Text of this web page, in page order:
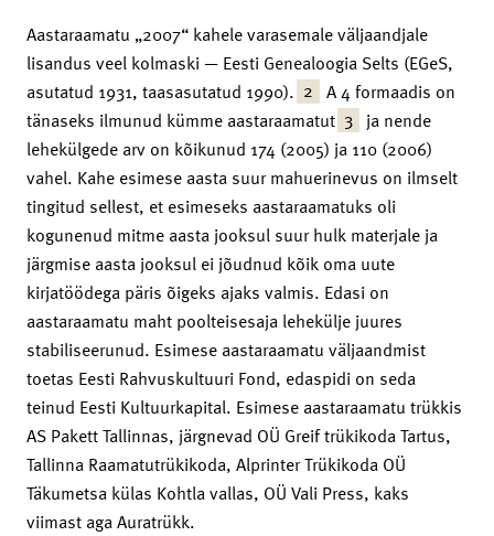
Aastaraamatu „2007“ kahele varasemale väljaandjale
lisandus veel kolmaski — Eesti Genealoogia Selts (EGeS,
asutatud 1931, taasasutatud 1990). 2 A 4 formaadis on
tänaseks ilmunud kümme aastaraamatut 3 ja nende
lehekülgede arv on kõikunud 174 (2005) ja 110 (2006)
vahel. Kahe esimese aasta suur mahuerinevus on ilmselt
tingitud sellest, et esimeseks aastaraamatuks oli
kogunenud mitme aasta jooksul suur hulk materjale ja
järgmise aasta jooksul ei jõudnud kõik oma uute
kirjatöödega päris õigeks ajaks valmis. Edasi on
aastaraamatu maht poolteisesaja lehekülje juures
stabiliseerunud. Esimese aastaraamatu väljaandmist
toetas Eesti Rahvuskultuuri Fond, edaspidi on seda
teinud Eesti Kultuurkapital. Esimese aastaraamatu trükkis
AS Pakett Tallinnas, järgnevad OÜ Greif trükikoda Tartus,
Tallinna Raamatutrükikoda, Alprinter Trükikoda OÜ
Täkumetsa külas Kohtla vallas, OÜ Vali Press, kaks
viimast aga Auratrükk.